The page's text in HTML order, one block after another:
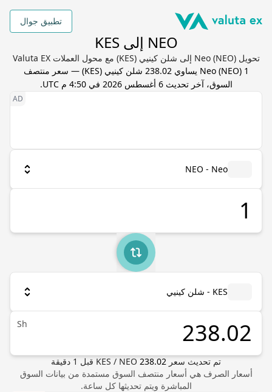
تطبيق جوال
NEO إلى KES
تحويل Neo (NEO) إلى شلن كينيي (KES) مع محول العملات Valuta EX
1
Neo(NEO) يساوي 238.02 شلن كينيي (
KES) — سعر منتصف
السوق، آخر تحديث6 أغسطس 2026 في 4:50 م UTC .
NEO - Neo
KES - شلن كينيي
Sh
تم تحديث سعر KES / NEO 238.02 قبل 1 دقيقة
أسعار الصرف هي أسعار منتصف السوق مستمدة من بيانات السوق
المباشرة ويتم تحديثها كل ساعة.